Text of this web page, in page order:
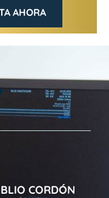
AHORA
CORDÓN